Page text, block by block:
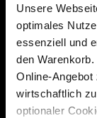
Unsere
optimales
essenziell und
den
Online-
wirtschaftlich
optionaler
Für